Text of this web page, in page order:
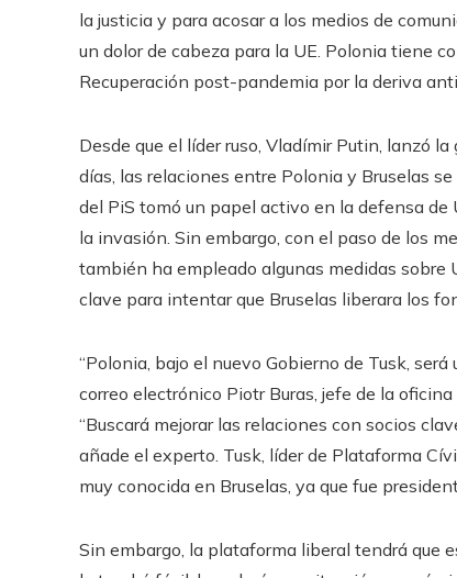
la justicia y para acosar a los medios de
un dolor de cabeza para la UE. Polonia tiene
Recuperación post-pandemia por la deriva
Desde que el líder ruso, Vladímir Putin, lanzó
días, las relaciones entre Polonia y Bruselas
del PiS tomó un papel activo en la defensa de
la invasión. Sin embargo, con el paso de los
también ha empleado algunas medidas
clave para intentar que Bruselas liberara los
“Polonia, bajo el nuevo Gobierno de Tusk,
correo electrónico Piotr Buras, jefe de la
“Buscará mejorar las relaciones con socios
añade el experto. Tusk, líder de Plataforma
muy conocida en Bruselas, ya que fue
Sin embargo, la plataforma liberal tendrá que